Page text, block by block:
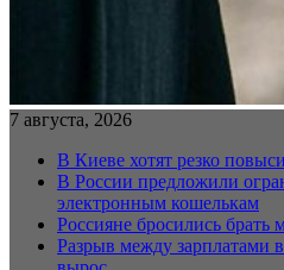
7 августа, 2026
В Киеве хотят резко
В России предложили
электронным кошелькам
Россияне бросились брать
Разрыв между зарплатами